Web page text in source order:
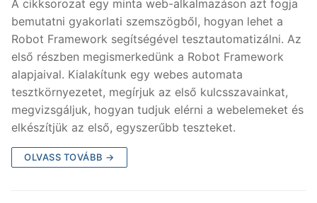
A cikksorozat egy minta web-alkalmazáson azt fogja
bemutatni gyakorlati szemszögből, hogyan lehet a
Robot Framework segítségével tesztautomatizálni. Az
első részben megismerkedünk a Robot Framework
alapjaival. Kialakítunk egy webes automata
tesztkörnyezetet, megírjuk az első kulcsszavainkat,
megvizsgáljuk, hogyan tudjuk elérni a webelemeket és
elkészítjük az első, egyszerűbb teszteket.
OLVASS TOVÁBB →